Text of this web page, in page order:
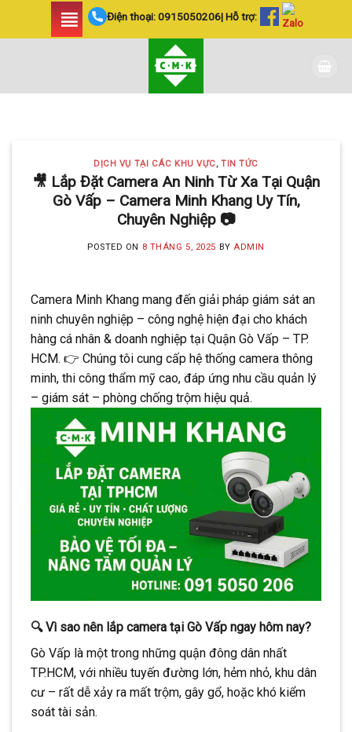
Điện thoại:0915050206| Hỗ trợ:
HUYỆN BÌNH CHÁNH
SIÊU AN NINH VÀ SIÊU
TIẾT KIỆM | CAMERA
MINH KHANG
Với hơn 5 năm kinh nghiệm, Camera
Minh Khang là đơn vị hàng đầu trong [...]
CONTINUE READING→
DỊCH VỤ TẠI CÁC KHU VỰC,TIN TỨC
🎥 Lắp Đặt Camera An Ninh Từ Xa Tại Quận
Gò Vấp – Camera Minh Khang Uy Tín,
Chuyên Nghiệp 📷
POSTED ON 8 THÁNG 5, 2025 BY ADMIN
Camera Minh Khang mang đến giải pháp giám sát an
ninh chuyên nghiệp – công nghệ hiện đại cho khách
hàng cá nhân & doanh nghiệp tại Quận Gò Vấp – TP.
HCM. 👉 Chúng tôi cung cấp hệ thống camera thông
minh, thi công thẩm mỹ cao, đáp ứng nhu cầu quản lý
– giám sát – phòng chống trộm hiệu quả.
🔍Vì sao nên lắp camera tại Gò Vấp ngay hôm nay?
Gò Vấp là một trong những quận đông dân nhất
TP.HCM, với nhiều tuyến đường lớn, hẻm nhỏ, khu dân
cư – rất dễ xảy ra mất trộm, gây gổ, hoặc khó kiểm
soát tài sản.